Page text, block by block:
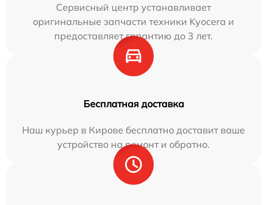
Сервисный центр устанавливает
оригинальные запчасти техники Kyocera и
предоставляет гарантию до 3 лет.
Бесплатная доставка
Наш курьер в Кирове бесплатно доставит ваше
устройство на ремонт и обратно.